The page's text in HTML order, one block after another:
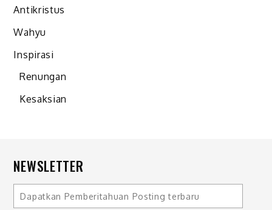
Antikristus
Wahyu
Inspirasi
Renungan
Kesaksian
NEWSLETTER